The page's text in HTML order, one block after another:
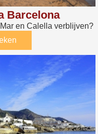
Barcelona
en Calella verblijven?